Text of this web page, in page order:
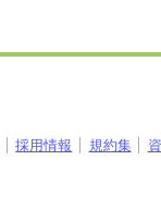
採用情報 規約集